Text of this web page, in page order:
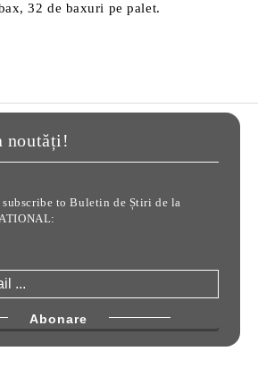
32 de baxuri pe palet.
noutăți!
to Buletin de Știri de la